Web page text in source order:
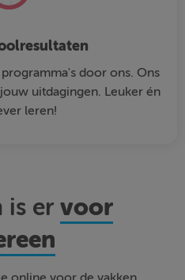
door ons. Ons
uitdagingen. Leuker én
leren!
is ervoor